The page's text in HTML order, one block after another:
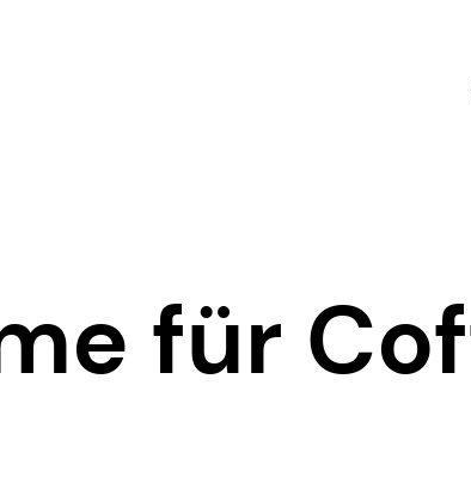
für